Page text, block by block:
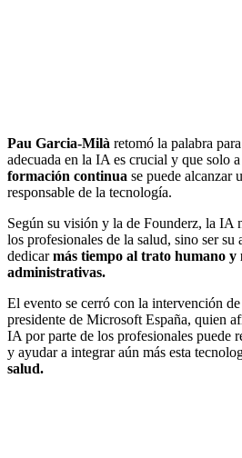
Pau Garcia-Milà retomó la palabra
adecuada en la IA es crucial y que solo
formación continua se puede alcanzar
responsable de la tecnología.
Según su visión y la de Founderz, la IA
los profesionales de la salud, sino ser su
dedicarmás tiempo al trato humano y
administrativas.
El evento se cerró con la intervención de
presidente de Microsoft España, quien
IA por parte de los profesionales puede
y ayudar a integrar aún más esta
salud.